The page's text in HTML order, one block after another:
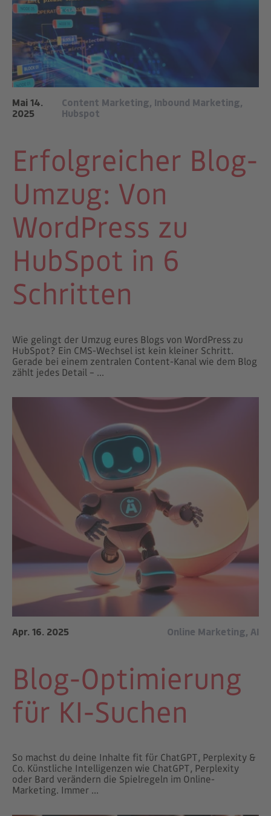
Mai 14.
2025
Content Marketing, Inbound Marketing,
Hubspot
Erfolgreicher Blog-
Umzug: Von
WordPress zu
HubSpot in 6
Schritten
Wie gelingt der Umzug eures Blogs von WordPress zu
HubSpot? Ein CMS-Wechsel ist kein kleiner Schritt.
Gerade bei einem zentralen Content-Kanal wie dem Blog
zählt jedes Detail – ...
Apr. 16. 2025 Online Marketing, AI
Blog-Optimierung
für KI-Suchen
So machst du deine Inhalte fit für ChatGPT, Perplexity &
Co. Künstliche Intelligenzen wie ChatGPT, Perplexity
oder Bard verändern die Spielregeln im Online-
Marketing. Immer ...